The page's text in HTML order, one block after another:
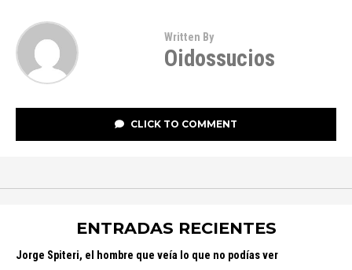
Written By
Oidossucios
CLICK TO COMMENT
ENTRADAS RECIENTES
Jorge Spiteri, el hombre que veía lo que no podías ver